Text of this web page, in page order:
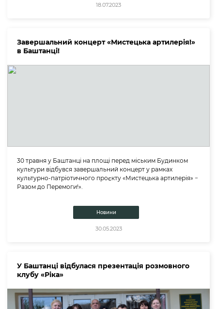
18.07.2023
Завершальний концерт «Мистецька артилерія!»
в Баштанці!
30 травня у Баштанці на площі перед міським Будинком
культури відбувся завершальний концерт у рамках
культурно-патріотичного проєкту «Мистецька артилерія» −
Разом до Перемоги!».
Новини
30.05.2023
У Баштанці відбулася презентація розмовного
клубу «Ріка»